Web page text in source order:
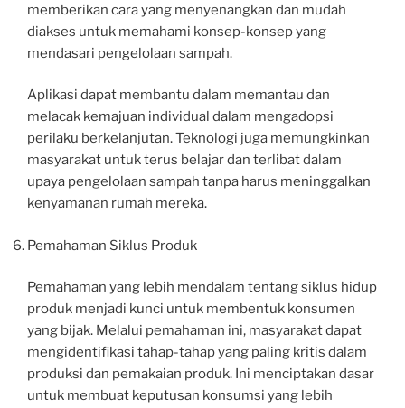
memberikan cara yang menyenangkan dan mudah
diakses untuk memahami konsep-konsep yang
mendasari pengelolaan sampah.
Aplikasi dapat membantu dalam memantau dan
melacak kemajuan individual dalam mengadopsi
perilaku berkelanjutan. Teknologi juga memungkinkan
masyarakat untuk terus belajar dan terlibat dalam
upaya pengelolaan sampah tanpa harus meninggalkan
kenyamanan rumah mereka.
Pemahaman Siklus Produk
Pemahaman yang lebih mendalam tentang siklus hidup
produk menjadi kunci untuk membentuk konsumen
yang bijak. Melalui pemahaman ini, masyarakat dapat
mengidentifikasi tahap-tahap yang paling kritis dalam
produksi dan pemakaian produk. Ini menciptakan dasar
untuk membuat keputusan konsumsi yang lebih